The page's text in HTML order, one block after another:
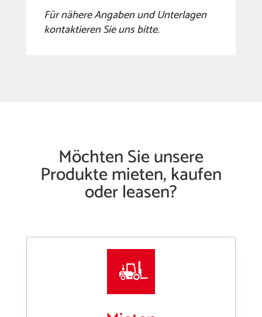
Für nähere Angaben und Unterlagen
kontaktieren Sie uns bitte.
Möchten Sie unsere
Produkte mieten, kaufen
oder leasen?